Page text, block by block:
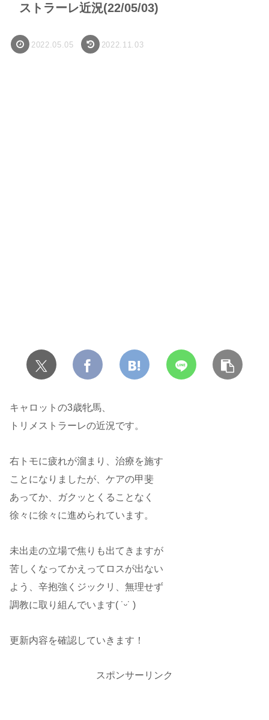
ストラーレ近況(22/05/03)
2022.05.05 2022.11.03
キャロットの3歳牝馬、
トリメストラーレの近況です。
右トモに疲れが溜まり、治療を施す
ことになりましたが、ケアの甲斐
あってか、ガクッとくることなく
徐々に徐々に進められています。
未出走の立場で焦りも出てきますが
苦しくなってかえってロスが出ない
よう、辛抱強くジックリ、無理せず
調教に取り組んでいます( ˙ᵕ​˙ )
更新内容を確認していきます！
スポンサーリンク